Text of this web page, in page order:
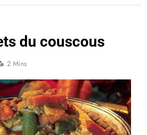
du couscous
2 Mins